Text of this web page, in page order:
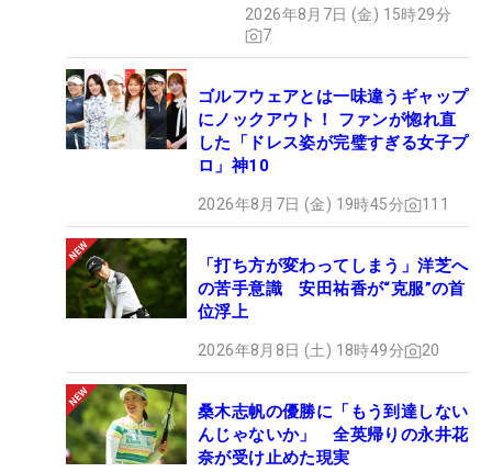
人数は今季最多。“〇〇世代”の象徴ともいえる黄金
世代も4勝（河本結2勝、小祝さくら、高橋彩華）
で、それもしのぐ数字だ。木村は、昨晩から練って
いた優勝スピーチで「同級生で盛り上げていけるよ
うにこれからも頑張ります」という決意も表明し
た。しっかりと、“たすき”はつないだ。
次なる目標は、「メジャーチャンピオンになりた
い」。堀、そして「ソニー日本女子プロ選手権」に
勝った金澤に続くビッグタイトルを標的にする。こ
の勝利で、シーズン最終戦の「JLPGAツアーチャン
ピオンシップリコーカップ」（11月27～30日、宮
崎県・宮崎CC）の出場権も確定。「すごく意識した
い」と、一段と気合も入る。
2026年8月7日 (金) 15時29分
7
ゴルフウェアとは一味違うギャップ
にノックアウト！ ファンが惚れ直
した「ドレス姿が完璧すぎる女子プ
ロ」神10
2026年8月7日 (金) 19時45分 111
「打ち方が変わってしまう」洋芝へ
の苦手意識 安田祐香が“克服”の首
位浮上
2026年8月8日 (土) 18時49分 20
桑木志帆の優勝に「もう到達しない
んじゃないか」 全英帰りの永井花
奈が受け止めた現実